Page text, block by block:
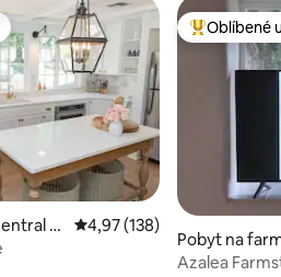
u hostů
P
Průměrné hodnocení 4,97 z
4,97 (138)
Nejlepší v
Oblíbené
Pobyt na
Azalea